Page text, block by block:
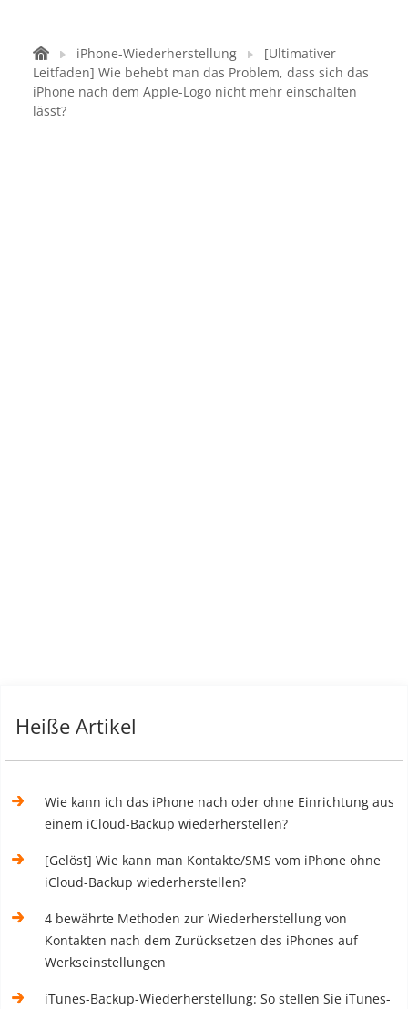
iPhone-Wiederherstellung
[Ultimativer
Leitfaden] Wie behebt man das Problem, dass sich das
iPhone nach dem Apple-Logo nicht mehr einschalten
lässt?
Heiße Artikel
Wie kann ich das iPhone nach oder ohne Einrichtung aus
einem iCloud-Backup wiederherstellen?
[Gelöst] Wie kann man Kontakte/SMS vom iPhone ohne
iCloud-Backup wiederherstellen?
4 bewährte Methoden zur Wiederherstellung von
Kontakten nach dem Zurücksetzen des iPhones auf
Werkseinstellungen
iTunes-Backup-Wiederherstellung: So stellen Sie iTunes-